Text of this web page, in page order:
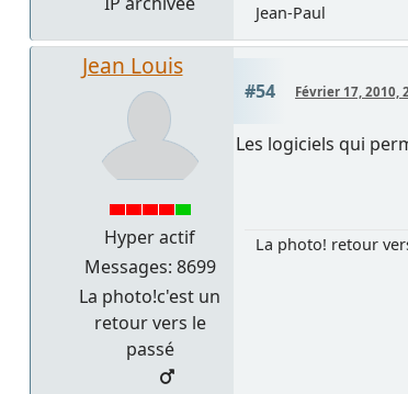
Jean-Paul
Jean Louis
Hyper actif
Messages: 8699
La photo!c'est un
retour vers le
passé
#54 Février 17, 2010,
Les logiciels qui
La photo! retour